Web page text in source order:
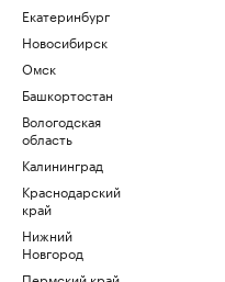
Екатеринбург
Новосибирск
Омск
Башкортостан
Вологодская
область
Калининград
Краснодарский
край
Нижний
Новгород